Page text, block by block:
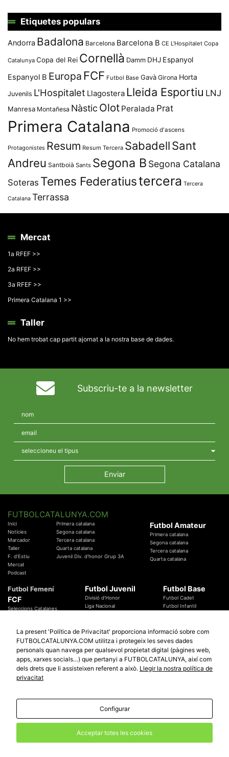
Etiquetes populars
Andorra Badalona Barcelona Barcelona B CE L'Hospitalet Copa
Catalunya Copa del Rei Cornellà Damm DHJ Espanyol
Espanyol B Europa FCF Futbol Base Gavà Girona Horta
Juvenils L'Hospitalet Llagostera Lleida Esportiu LNJ
Manresa Montañesa Nàstic Olot Peralada Prat
Primera Catalana Promoció d'ascens
Protagonistes Resum Resum Tercera SabadellSant
Andreu Santboià Sants Segona B Segona Catalana
Soteras Temes Federatiustercera Tercera
Catalana Terrassa
Mercat
1a RFEF >>
2a RFEF >>
3a RFEF >>
Primera Catalana 1 >>
Taller
No hem trobat cap partit ajornat a la nostra base de dades.
Subscriu-te a la newsletter
FUTBOLCATALUNYA.COM
Inici
Notícies
Marcador
Taller
F. d'Estiu
Mercat
Podcast
Primera catalana
Segona catalana
Tercera catalana
Quarta catalana
Juvenil Div. d'honor Grup 3A
Futbol Amateur
Primera catalana
Segona catalana
Tercera catalana
Quarta catalana
Futbol Femení
FCF
Seleccions Catalanes
Temes Federatius
Futbol Juvenil
Divisió d'Honor
Liga Nacional
Futbol Base
Futbol Cadet
Futbol Infantil
Futbol Catalunya
Promocions
Sortejos
Participació
Especials
Copa Catalunya Absoluta 2019
Copa del Rei 2019 - 2020
© 2010 - 2026FutbolCatalunya.com
redaccio@futbolcatalunya.com
La present 'Política de Privacitat' proporciona informació sobre com
FUTBOLCATALUNYA.COM utilitza i protegeix les seves dades
personals quan navega per qualsevol propietat digital (pàgines web,
apps, xarxes socials…) que pertanyi a FUTBOLCATALUNYA, així com
dels drets que li assisteixen referent a això. Llegir la nostra política de
privacitat
Configurar
Acceptar totes les cookies